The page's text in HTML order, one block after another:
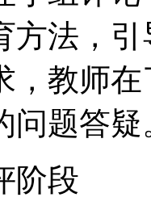
方法，
，教师
问题答疑
阶段